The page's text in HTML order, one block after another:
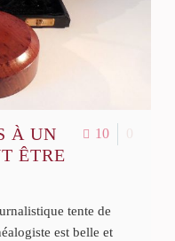
10 0
À UN
ÊTRE
tente de
est belle et